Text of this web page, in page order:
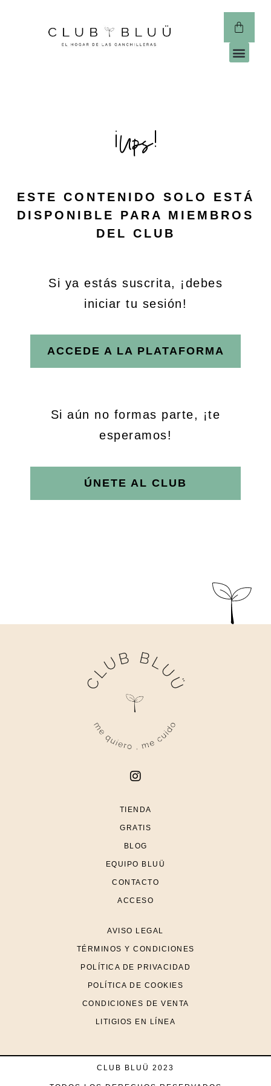
¡Ups!
ESTE CONTENIDO SOLO ESTÁ
DISPONIBLE PARA MIEMBROS
DEL CLUB
Si ya estás suscrita, ¡debes
iniciar tu sesión!
ACCEDE A LA PLATAFORMA
Si aún no formas parte, ¡te
esperamos!
ÚNETE AL CLUB
TIENDA
GRATIS
BLOG
EQUIPO BLUÜ
CONTACTO
ACCESO
AVISO LEGAL
TÉRMINOS Y CONDICIONES
POLÍTICA DE PRIVACIDAD
POLÍTICA DE COOKIES
CONDICIONES DE VENTA
LITIGIOS EN LÍNEA
CLUB BLUÜ 2023